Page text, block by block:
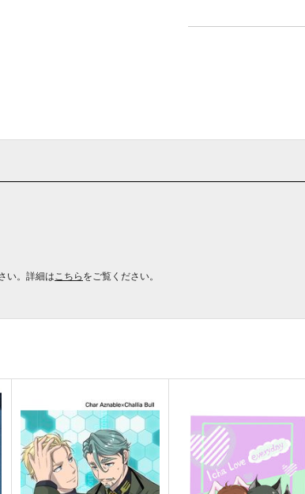
い。詳細は こちらをご覧ください。